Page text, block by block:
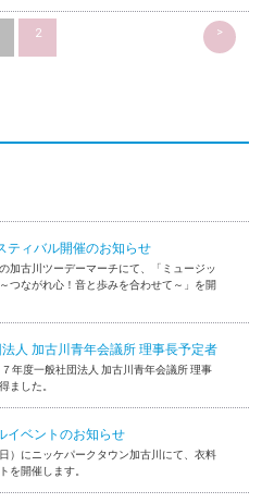
2 >
ティバル開催のお知らせ
加古川ツーデーマーチにて、「ミュージッ
つながれ心！音と歩みを合わせて～」を開
人 加古川青年会議所 理事長予定者
年度一般社団法人 加古川青年会議所 理事
ました。
イベントのお知らせ
）にニッケパークタウン加古川にて、衣料
を開催します。